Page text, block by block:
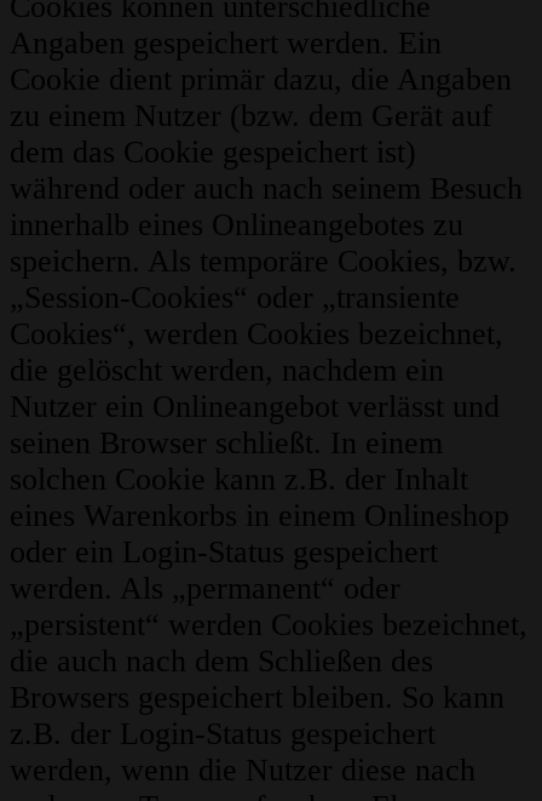
Cookies können unterschiedliche
Angaben gespeichert werden. Ein
Cookie dient primär dazu, die Angaben
zu einem Nutzer (bzw. dem Gerät auf
dem das Cookie gespeichert ist)
während oder auch nach seinem Besuch
innerhalb eines Onlineangebotes zu
speichern. Als temporäre Cookies, bzw.
„Session-Cookies“ oder „transiente
Cookies“, werden Cookies bezeichnet,
die gelöscht werden, nachdem ein
Nutzer ein Onlineangebot verlässt und
seinen Browser schließt. In einem
solchen Cookie kann z.B. der Inhalt
eines Warenkorbs in einem Onlineshop
oder ein Login-Status gespeichert
werden. Als „permanent“ oder
„persistent“ werden Cookies bezeichnet,
die auch nach dem Schließen des
Browsers gespeichert bleiben. So kann
z.B. der Login-Status gespeichert
werden, wenn die Nutzer diese nach